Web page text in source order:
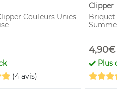
Couleurs Unies
(4 avis)
Clipper
Briquet
4,90€
Plus